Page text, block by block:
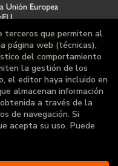
terceros que permiten al
página web (técnicas),
del comportamiento
la gestión de los
el editor haya incluido en
almacenan información
a través de la
de navegación. Si
acepta su uso. Puede